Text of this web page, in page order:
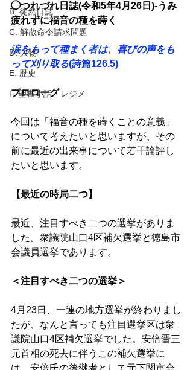
B. 徒然日誌
C. 解散命令請求問題
D. 人物
E. 歴史
F. 聖書小話・レジメ
◯つれづれ日誌(令和5年4月26日)-うみ
疲れずに福音の種を蒔く
涙をもって種まく者は、喜びの声をも
って刈り取る(詩篇126.5)
プロローグ
今回は「福音の種を蒔くことの意義」
について考えたいと思いますが、その
前に最近の出来事について若干論評し
たいと思います。
【最近の時局二つ】
最近、注目すべき二つの選挙がありま
した。衆議院山口4区補欠選挙と徳島市
会議員選挙であります。
＜注目すべき二つの選挙＞
4月23日、一連の地方選挙が終わりまし
たが、なんと言っても注目選挙区は衆
議院山口4区補欠選挙でした。安倍晋三
元首相の死去に伴うこの補欠選挙に
は、安倍氏の後継者として元下関市会